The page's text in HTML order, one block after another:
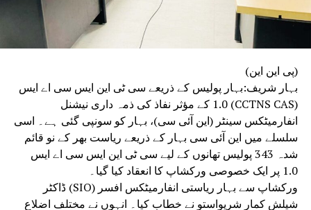
(پی این این)
بہار شریف:بہار پولیس کے ذریعے سی ٹی این ایس سی اے ایس
(CCTNS CAS) 1.0 کے مؤثر نفاذ کی ذمہ داری نیشنل
انفارمیٹکس سینٹر (این آئی سی)، بہار کو سونپی گئی ہے۔ اسی
سلسلے میں این آئی سی بہار کے ذریعے ریاست بھر کے نو قائم
شدہ 343 پولیس تھانوں کے لیے سی ٹی این ایس سی اے ایس
1.0 پر ایک خصوصی ورکشاپ کا انعقاد کیا گیا۔
ورکشاپ سے بہار ریاستی انفارمیٹکس افسر (SIO) ڈاکٹر
شیلش کمار شریواستو نے خطاب کیا۔ انہوں نے مختلف اضلاع